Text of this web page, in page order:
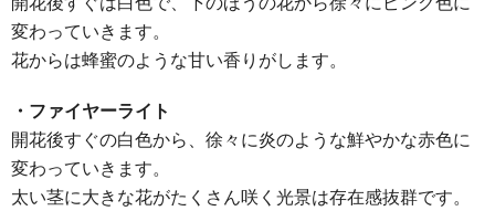
変わっていきます。
花からは蜂蜜のような甘い香りがします。
・ファイヤーライト
開花後すぐの白色から、徐々に炎のような鮮やかな赤色に
変わっていきます。
太い茎に大きな花がたくさん咲く光景は存在感抜群です。